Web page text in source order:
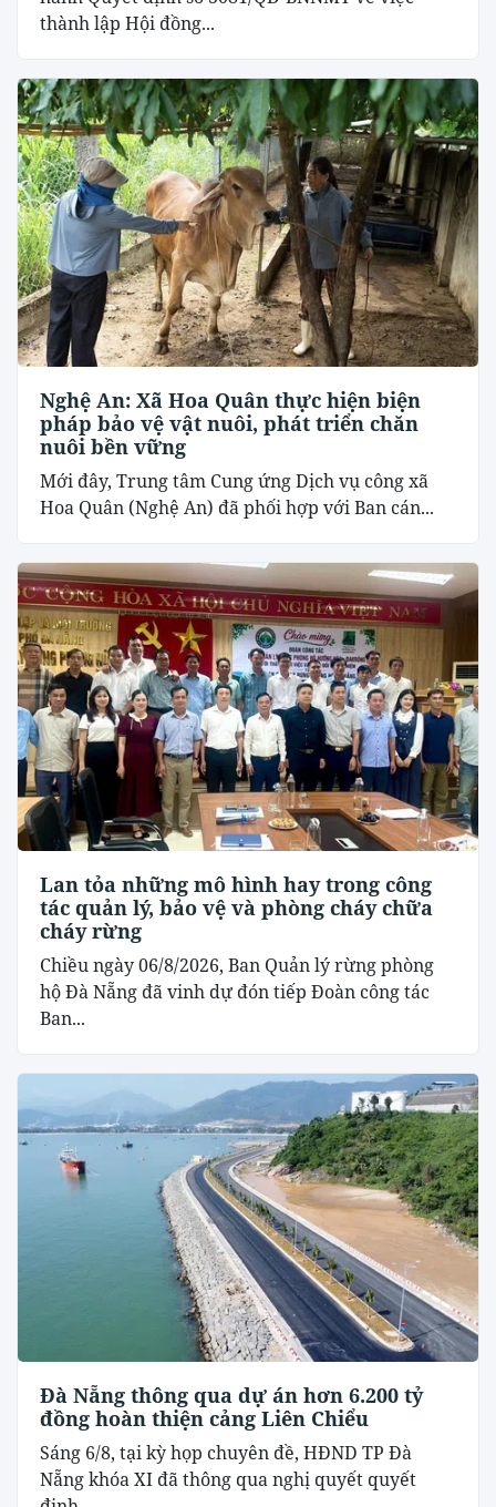
thành lập Hội đồng...
Nghệ An: Xã Hoa Quân thực hiện biện
pháp bảo vệ vật nuôi, phát triển chăn
nuôi bền vững
Mới đây, Trung tâm Cung ứng Dịch vụ công xã
Hoa Quân (Nghệ An) đã phối hợp với Ban cán...
Lan tỏa những mô hình hay trong công
tác quản lý, bảo vệ và phòng cháy chữa
cháy rừng
Chiều ngày 06/8/2026, Ban Quản lý rừng phòng
hộ Đà Nẵng đã vinh dự đón tiếp Đoàn công tác
Ban...
Đà Nẵng thông qua dự án hơn 6.200 tỷ
đồng hoàn thiện cảng Liên Chiểu
Sáng 6/8, tại kỳ họp chuyên đề, HĐND TP Đà
Nẵng khóa XI đã thông qua nghị quyết quyết